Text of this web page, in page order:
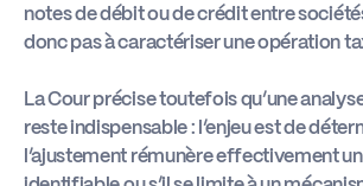
notes de débit ou de crédit entre
donc pas à caractériser une opération
La Cour précise toutefois qu’une
reste indispensable : l’enjeu est de
l’ajustement rémunère effectivement